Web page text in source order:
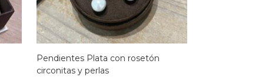
Pendientes Plata con rosetón
circonitas y perlas